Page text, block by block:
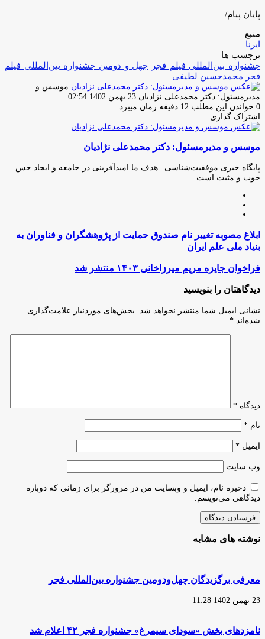
پایان پیام/
منبع
ایرنا
برچسب ها
جشنواره بین‌المللی فیلم فجر
چهل و دومین جشنواره بین‌المللی فیلم
فجر محمدحسین لطیفی
موسس و
مدیرمسئول: دکتر محمدعلی نژادیان ارسال
ایمیل
23 بهمن 1402 02:54
0 خواندن این مطلب 12 دقیقه زمان میبرد
اشتراک گذاری
فیس
توئیتر
لینکدین
واتس
تلگرام
اشتراک
از
ایمیل
چاپ
موسس و مدیرمسئول: دکتر محمدعلی نژادیان
پایگاه خبری موفقیت‌شناسی | هدف ما امیدآفرینی در جامعه و ایجاد حس
خوب و مثبت است.
ابلاغ
مصوبه
تغییر
نام
صندوق
حمایت
از
و
فناوران
ابلاغ مصوبه تغییر نام صندوق حمایت از پژوهشگران و فناوران به
بنیاد ملی علم ایران
فراخوان
مریم
میرزاخانی
۱۴۰۳
منتشر
فراخوان جایزه مریم میرزاخانی ۱۴۰۳ منتشر شد
دیدگاهتان را بنویسید
نشانی ایمیل شما منتشر نخواهد شد.
بخش‌های موردنیاز علامت‌گذاری
شده‌اند *
دیدگاه *
نام *
ایمیل *
وب‌ سایت
ذخیره نام، ایمیل و وبسایت من در مرورگر برای زمانی که دوباره
دیدگاهی می‌نویسم.
نوشته های مشابه
معرفی برگزیدگان چهل‌‍‌ودومین جشنواره بین‌المللی فجر
23 بهمن 1402 11:28
نامزد‌های بخش «سودای سیمرغ» جشنواره فجر ۴۲ اعلام شد